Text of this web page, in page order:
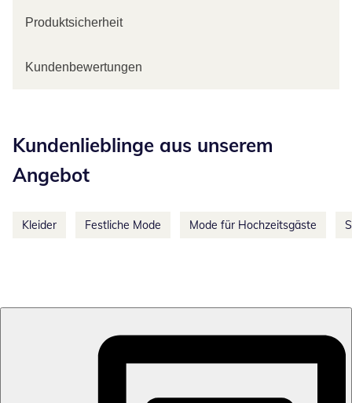
Produktsicherheit
Kundenbewertungen
Kundenlieblinge aus unserem
Angebot
Kleider Festliche Mode Mode für Hochzeitsgäste